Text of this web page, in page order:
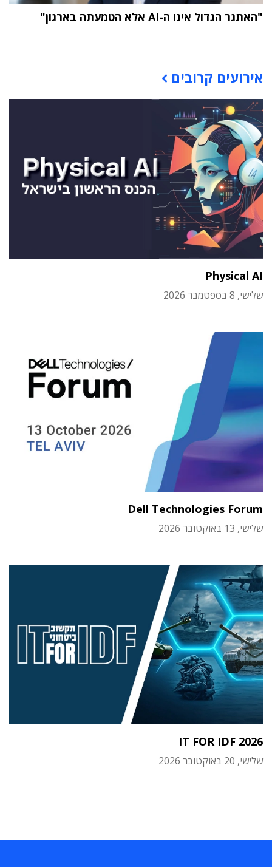
"האתגר הגדול אינו ה-AI אלא הטמעתה בארגון"
אירועים קרובים
Physical AI
שלישי, 8 בספטמבר 2026
Dell Technologies Forum
שלישי, 13 באוקטובר 2026
IT FOR IDF 2026
שלישי, 20 באוקטובר 2026